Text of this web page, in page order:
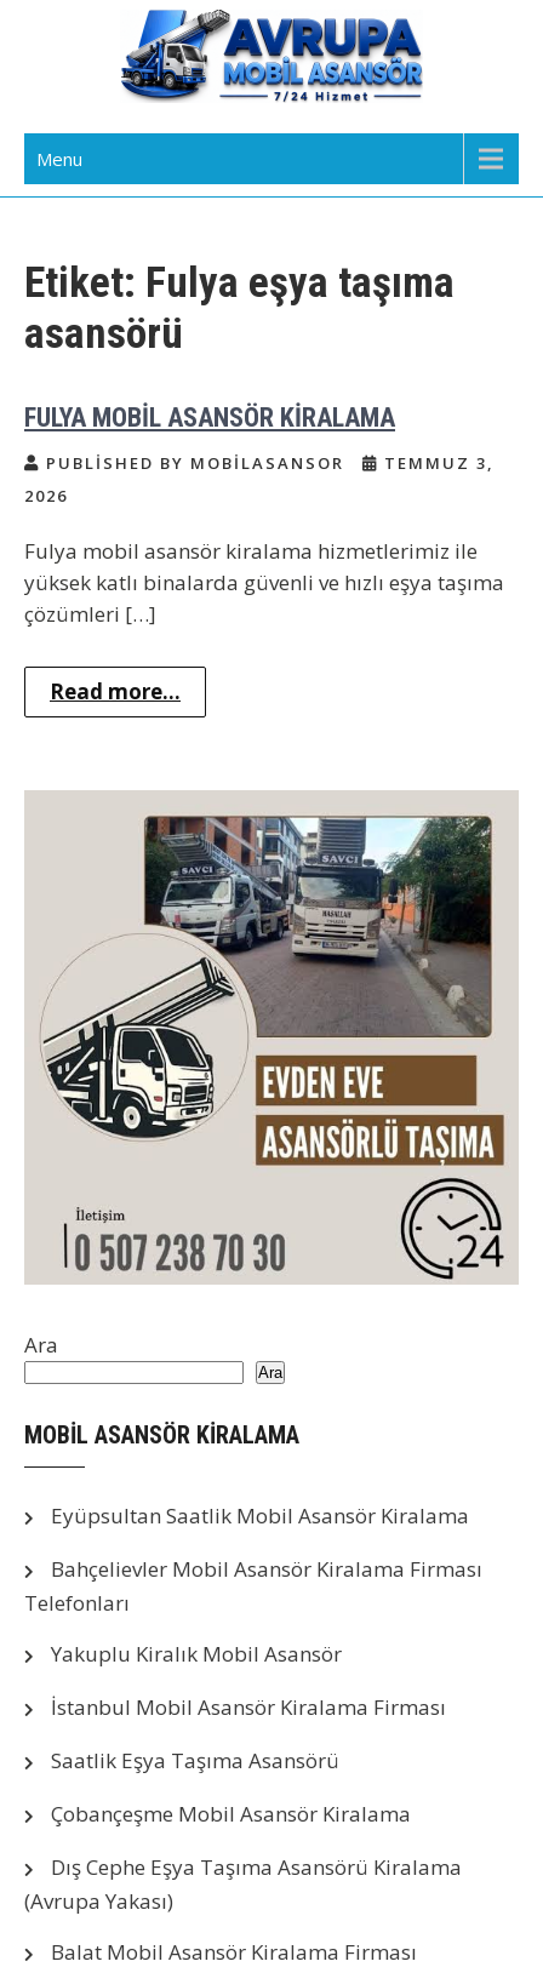
Avrupa Yakası Mobil Asansör
Kiralama
Menu
Etiket: Fulya eşya taşıma
asansörü
FULYA MOBİL ASANSÖR KİRALAMA
PUBLISHED BY MOBILASANSOR
TEMMUZ 3,
2026
Fulya mobil asansör kiralama hizmetlerimiz ile
yüksek katlı binalarda güvenli ve hızlı eşya taşıma
çözümleri […]
Read more...
Ara
Ara
MOBİL ASANSÖR KİRALAMA
Eyüpsultan Saatlik Mobil Asansör Kiralama
Bahçelievler Mobil Asansör Kiralama Firması
Telefonları
Yakuplu Kiralık Mobil Asansör
İstanbul Mobil Asansör Kiralama Firması
Saatlik Eşya Taşıma Asansörü
Çobançeşme Mobil Asansör Kiralama
Dış Cephe Eşya Taşıma Asansörü Kiralama
(Avrupa Yakası)
Balat Mobil Asansör Kiralama Firması